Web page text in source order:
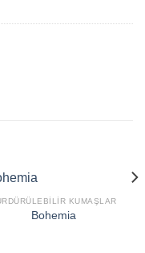
KUMAŞLAR
Bohemia